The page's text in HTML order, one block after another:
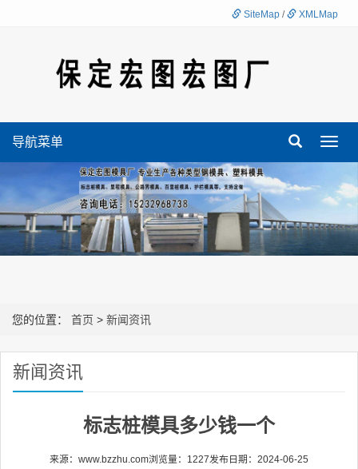
SiteMap / XMLMap
导航菜单
您的位置： 首页 > 新闻资讯
新闻资讯
标志桩模具多少钱一个
来源：www.bzzhu.com浏览量：1227发布日期：2024-06-25